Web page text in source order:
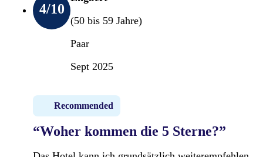
4/10
(50 bis 59 Jahre)
Paar
Sept 2025
Recommended
“Woher kommen die 5 Sterne?”